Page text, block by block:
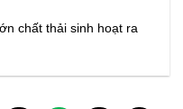
chất thải sinh hoạt ra